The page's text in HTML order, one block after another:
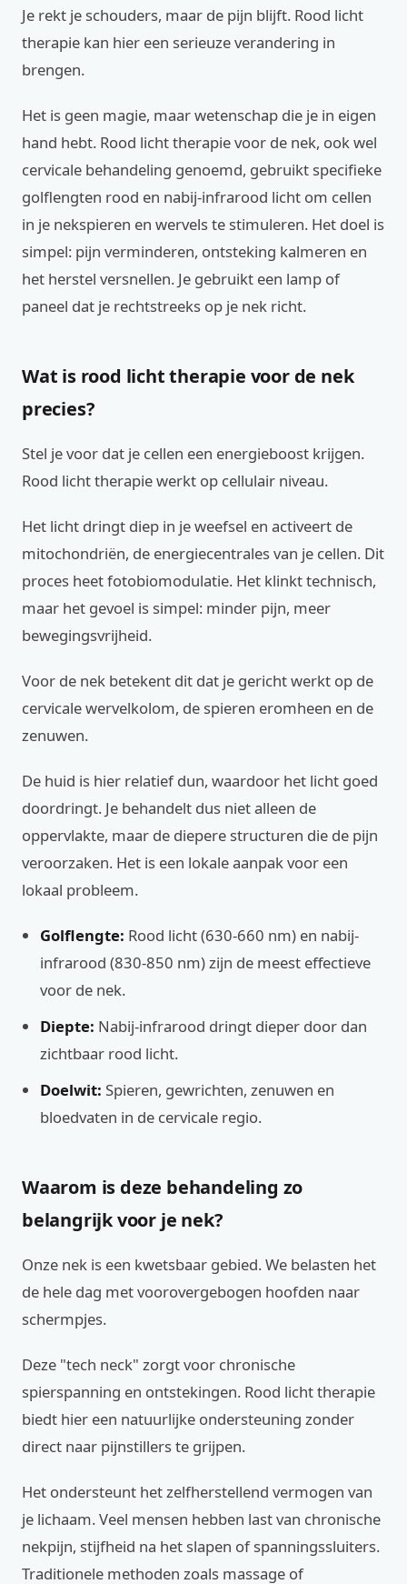
Je rekt je schouders, maar de pijn blijft. Rood licht
therapie kan hier een serieuze verandering in
brengen.
Het is geen magie, maar wetenschap die je in eigen
hand hebt. Rood licht therapie voor de nek, ook wel
cervicale behandeling genoemd, gebruikt specifieke
golflengten rood en nabij-infrarood licht om cellen
in je nekspieren en wervels te stimuleren. Het doel is
simpel: pijn verminderen, ontsteking kalmeren en
het herstel versnellen. Je gebruikt een lamp of
paneel dat je rechtstreeks op je nek richt.
Wat is rood licht therapie voor de nek
precies?
Stel je voor dat je cellen een energieboost krijgen.
Rood licht therapie werkt op cellulair niveau.
Het licht dringt diep in je weefsel en activeert de
mitochondriën, de energiecentrales van je cellen. Dit
proces heet fotobiomodulatie. Het klinkt technisch,
maar het gevoel is simpel: minder pijn, meer
bewegingsvrijheid.
Voor de nek betekent dit dat je gericht werkt op de
cervicale wervelkolom, de spieren eromheen en de
zenuwen.
De huid is hier relatief dun, waardoor het licht goed
doordringt. Je behandelt dus niet alleen de
oppervlakte, maar de diepere structuren die de pijn
veroorzaken. Het is een lokale aanpak voor een
lokaal probleem.
Golflengte: Rood licht (630-660 nm) en nabij-
infrarood (830-850 nm) zijn de meest effectieve
voor de nek.
Diepte: Nabij-infrarood dringt dieper door dan
zichtbaar rood licht.
Doelwit: Spieren, gewrichten, zenuwen en
bloedvaten in de cervicale regio.
Waarom is deze behandeling zo
belangrijk voor je nek?
Onze nek is een kwetsbaar gebied. We belasten het
de hele dag met voorovergebogen hoofden naar
schermpjes.
Deze "tech neck" zorgt voor chronische
spierspanning en ontstekingen. Rood licht therapie
biedt hier een natuurlijke ondersteuning zonder
direct naar pijnstillers te grijpen.
Het ondersteunt het zelfherstellend vermogen van
je lichaam. Veel mensen hebben last van chronische
nekpijn, stijfheid na het slapen of spanningssluiters.
Traditionele methoden zoals massage of